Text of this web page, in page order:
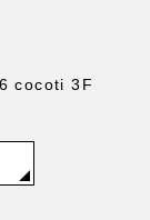
cocoti 3F